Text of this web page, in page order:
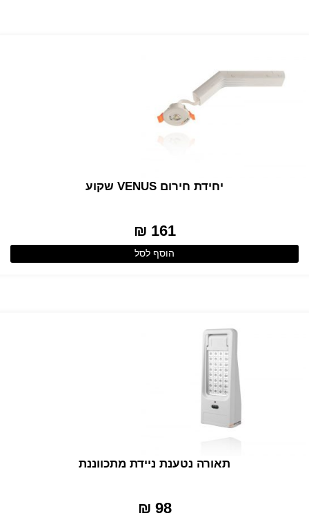
יחידת חירום VENUS שקוע
161 ₪
הוסף לסל
תאורה נטענת ניידת מתכווננת
98 ₪